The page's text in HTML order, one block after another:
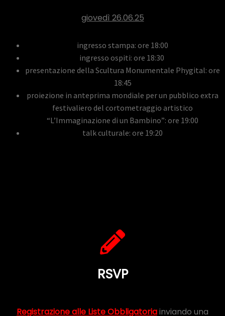
giovedì 26.06.25
ingresso stampa: ore 18:00
ingresso ospiti: ore 18:30
presentazione della Scultura Monumentale Phygital: ore
18:45
proiezione in anteprima mondiale per un pubblico extra
festivaliero del cortometraggio artistico
“L’Immaginazione di un Bambino”: ore 19:00
talk culturale: ore 19:20
RSVP
Registrazione alle Liste Obbligatoriainviando una